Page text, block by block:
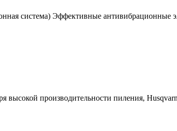
система) Эффективные
производительности пиления,